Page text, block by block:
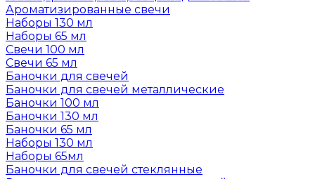
Ароматизированные свечи
Наборы 130 мл
Наборы 65 мл
Свечи 100 мл
Свечи 65 мл
Баночки для свечей
Баночки для свечей металлические
Баночки 100 мл
Баночки 130 мл
Баночки 65 мл
Наборы 130 мл
Наборы 65мл
Баночки для свечей стеклянные